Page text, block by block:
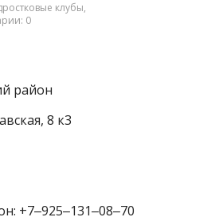
клубы,
0
район
8 к3
+7‒925‒131‒08‒70